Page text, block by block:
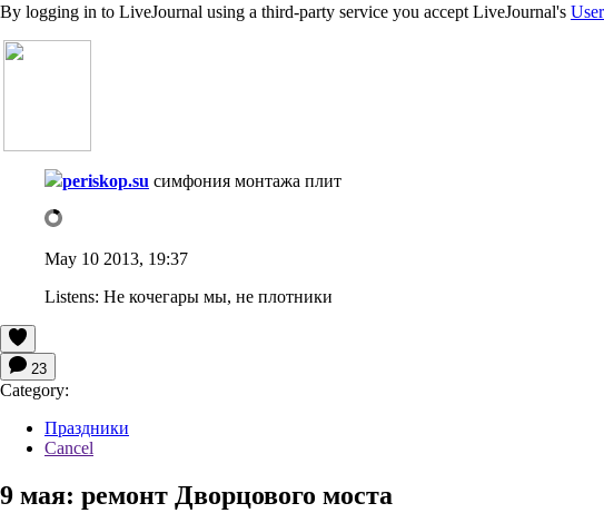
By logging in to LiveJournal using a third-party service you accept LiveJournal's
periskop.su симфония монтажа плит
May 10 2013, 19:37
Listens: Не кочегары мы, не плотники
23
Category:
Праздники
Cancel
9 мая: ремонт Дворцового моста